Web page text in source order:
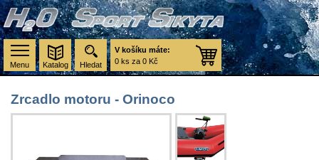
Menu
V košíku máte:
0 ks za 0 Kč
Hledat
Zrcadlo motoru - Orinoco
Katalog